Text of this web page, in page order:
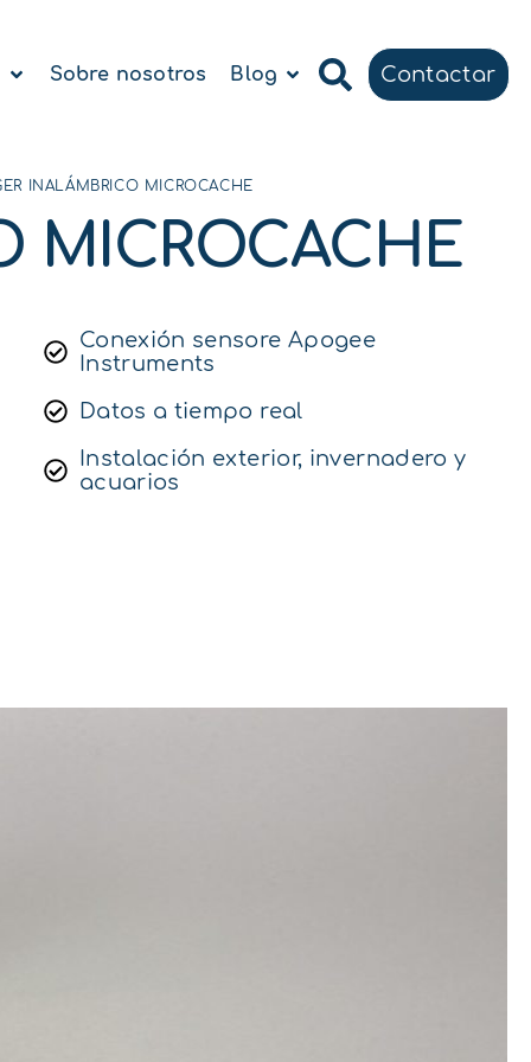
Sobre nosotros Blog Contactar
INALÁMBRICO MICROCACHE
MICROCACHE
Conexión sensore Apogee
Instruments
Datos a tiempo real
Instalación exterior, invernadero y
acuarios